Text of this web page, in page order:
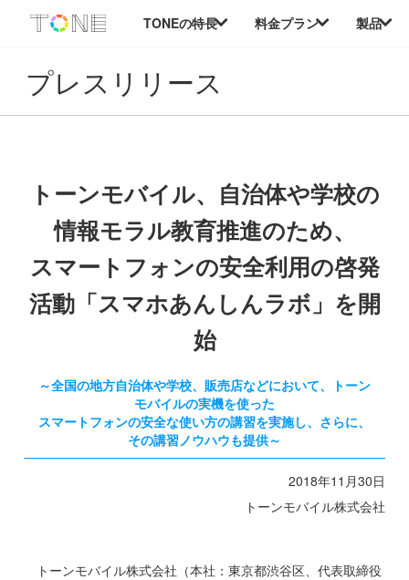
文
TONEの特長 料金プラン 製品
プレスリリース
トーンモバイル、自治体や学校の
情報モラル教育推進のため、
スマートフォンの安全利用の啓発
活動「スマホあんしんラボ」を開
始
～全国の地方自治体や学校、販売店などにおいて、トーン
モバイルの実機を使った
スマートフォンの安全な使い方の講習を実施し、さらに、
その講習ノウハウも提供～
2018年11月30日
トーンモバイル株式会社
トーンモバイル株式会社（本社：東京都渋谷区、代表取締役